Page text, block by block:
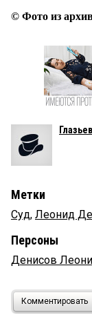
© Фото из
Метки
Суд, Леонид
Персоны
Денисов
Комментировать